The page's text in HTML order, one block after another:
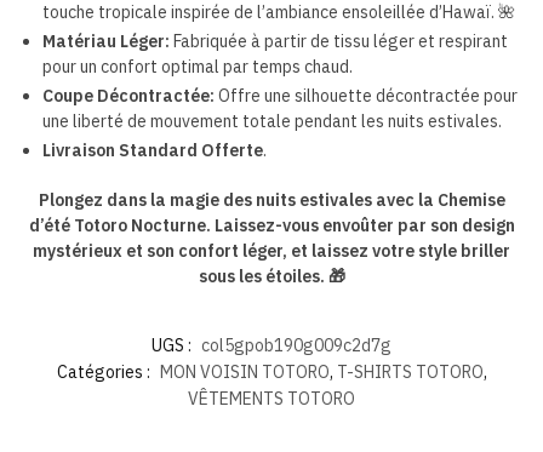
touche tropicale inspirée de l’ambiance ensoleillée d’Hawaï. 🌺
Matériau Léger: Fabriquée à partir de tissu léger et respirant
pour un confort optimal par temps chaud.
Coupe Décontractée: Offre une silhouette décontractée pour
une liberté de mouvement totale pendant les nuits estivales.
Livraison Standard Offerte.
Plongez dans la magie des nuits estivales avec la Chemise
d’été Totoro Nocturne. Laissez-vous envoûter par son design
mystérieux et son confort léger, et laissez votre style briller
sous les étoiles. 🎁
UGS : col5gpob190g009c2d7g
Catégories : MON VOISIN TOTORO, T-SHIRTS TOTORO,
VÊTEMENTS TOTORO